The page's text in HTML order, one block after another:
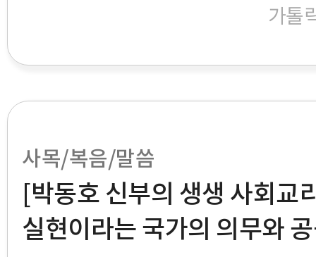
가톨
사목/복음/말씀
[박동호 신부의 생생 사회교
실현이라는 국가의 의무와